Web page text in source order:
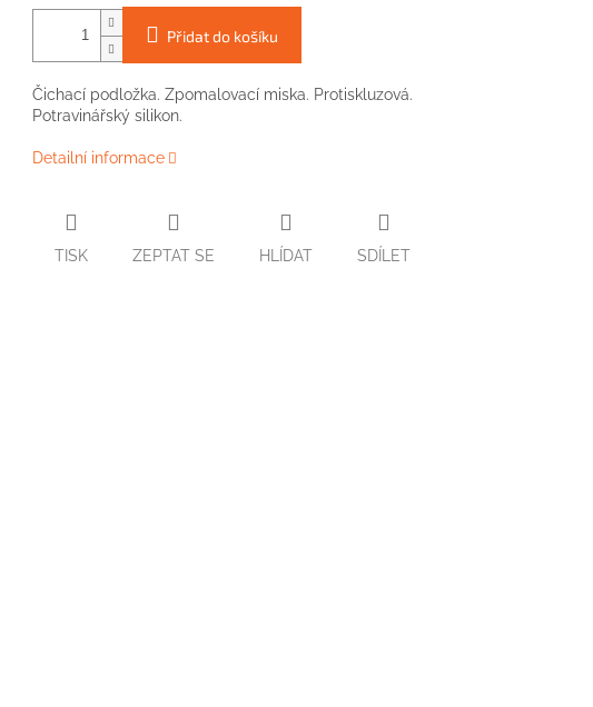
Přidat do košíku
Čichací podložka. Zpomalovací miska. Protiskluzová.
Potravinářský silikon.
Detailní informace
TISK ZEPTAT SE HLÍDAT SDÍLET